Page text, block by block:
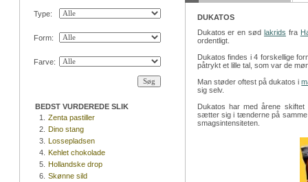
Type:
Form:
Farve:
BEDST VURDEREDE SLIK
1.
Zenta pastiller
2. Dino stang
3. Lossepladsen
4. Kehlet chokolade
5. Hollandske drop
6. Skønne sild
DUKATOS
Dukatos er en sød lakrids fra
ordentligt.
Dukatos findes i 4 forskellige
påtrykt et lille tal, som var de
Man støder oftest på dukatos i
sig selv.
Dukatos har med årene
sætter sig i tænderne på samme
smagsintensiteten.